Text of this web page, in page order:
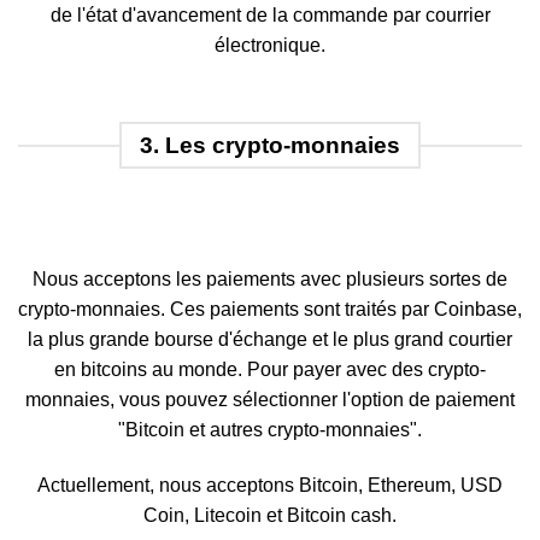
de l'état d'avancement de la commande par courrier
électronique.
3. Les crypto-monnaies
Nous acceptons les paiements avec plusieurs sortes de
crypto-monnaies. Ces paiements sont traités par Coinbase,
la plus grande bourse d'échange et le plus grand courtier
en bitcoins au monde. Pour payer avec des crypto-
monnaies, vous pouvez sélectionner l'option de paiement
"Bitcoin et autres crypto-monnaies".
Actuellement, nous acceptons Bitcoin, Ethereum, USD
Coin, Litecoin et Bitcoin cash.